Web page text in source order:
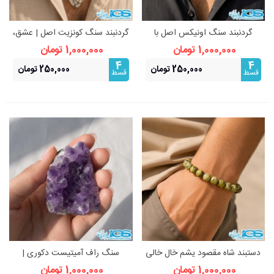
گردنبند سنگ اونیکس اصل با
خواص درمانی
1,000,000 تومان
4
قسط 250,000 تومان
گردنبند سنگ کونزیت اصل | عشق،
آرامش
1,000,000 تومان
4
قسط 250,000 تومان
دستبند شاه مقصود یشم خال خالی
| تعادل، آرامش و اصالت
1,000,000 تومان
سنگ راف آمیتیست دکوری |
زیبایی طبیعی و انرژی‌بخش
1,000,000 تومان